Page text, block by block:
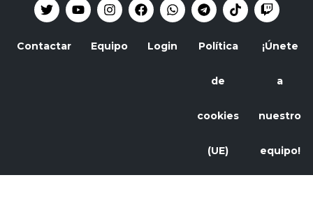
Contactar Equipo Login Política
de
cookies
(UE)
¡Únete
a
nuestro
equipo!